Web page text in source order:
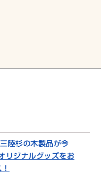
陸杉の木製品が今
ジナルグッズをお